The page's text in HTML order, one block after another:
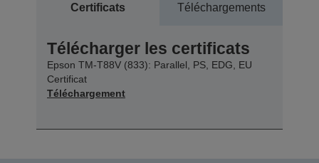
Certificats Téléchargements
Télécharger les certificats
Epson TM-T88V (833): Parallel, PS, EDG, EU
Certificat
Téléchargement